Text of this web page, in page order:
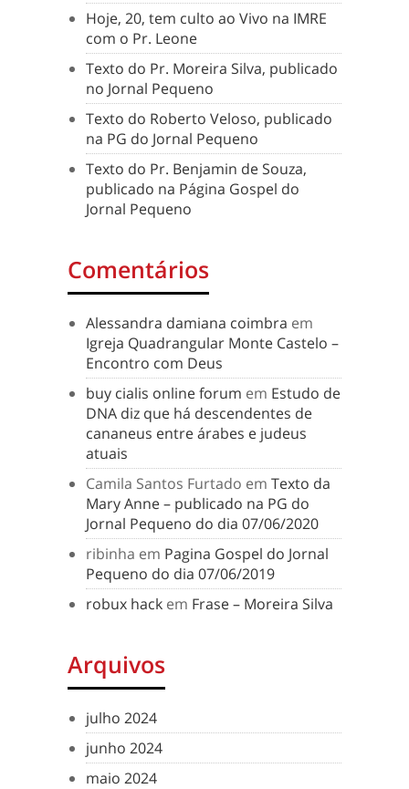
Hoje, 20, tem culto ao Vivo na IMRE
com o Pr. Leone
Texto do Pr. Moreira Silva, publicado
no Jornal Pequeno
Texto do Roberto Veloso, publicado
na PG do Jornal Pequeno
Texto do Pr. Benjamin de Souza,
publicado na Página Gospel do
Jornal Pequeno
Comentários
Alessandra damiana coimbra em
Igreja Quadrangular Monte Castelo –
Encontro com Deus
buy cialis online forum em Estudo de
DNA diz que há descendentes de
cananeus entre árabes e judeus
atuais
Camila Santos Furtado em Texto da
Mary Anne – publicado na PG do
Jornal Pequeno do dia 07/06/2020
ribinha em Pagina Gospel do Jornal
Pequeno do dia 07/06/2019
robux hack em Frase – Moreira Silva
Arquivos
julho 2024
junho 2024
maio 2024